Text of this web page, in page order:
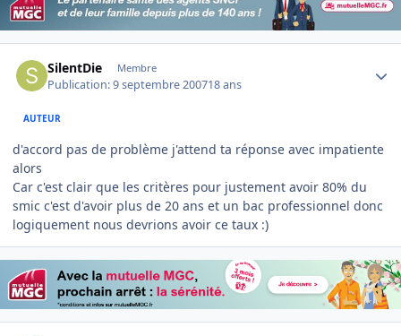
SilentDie Membre
Publication:9 septembre 200718 ans
AUTEUR
d'accord pas de problème j'attend ta réponse avec impatiente
alors
Car c'est clair que les critères pour justement avoir 80% du
smic c'est d'avoir plus de 20 ans et un bac professionnel donc
logiquement nous devrions avoir ce taux :)